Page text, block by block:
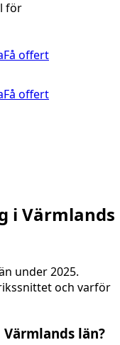
för
Få offert
Få offert
i Värmlands
under 2025.
och varför
län?